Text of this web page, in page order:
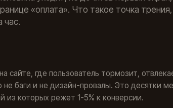
«оплата». Что такое точка трения,
час.
сайте, где пользователь тормозит,
не баги и не дизайн-провалы. Это десятки
из которых режет 1-5% к конверсии.